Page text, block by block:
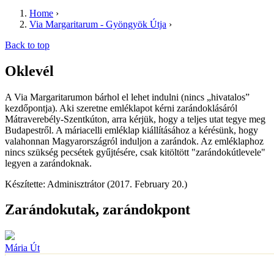
Home ›
Via Margaritarum - Gyöngyök Útja ›
Back to top
Oklevél
A Via Margaritarumon bárhol el lehet indulni (nincs „hivatalos”
kezdőpontja). Aki szeretne emléklapot kérni zarándoklásáról
Mátraverebély-Szentkúton, arra kérjük, hogy a teljes utat tegye meg
Budapestről. A máriacelli emléklap kiállításához a kérésünk, hogy
valahonnan Magyarországról induljon a zarándok. Az emléklaphoz
nincs szükség pecsétek gyűjtésére, csak kitöltött "zarándokútlevele"
legyen a zarándoknak.
Készítette: Adminisztrátor (2017. February 20.)
Zarándokutak, zarándokpont
Mária Út